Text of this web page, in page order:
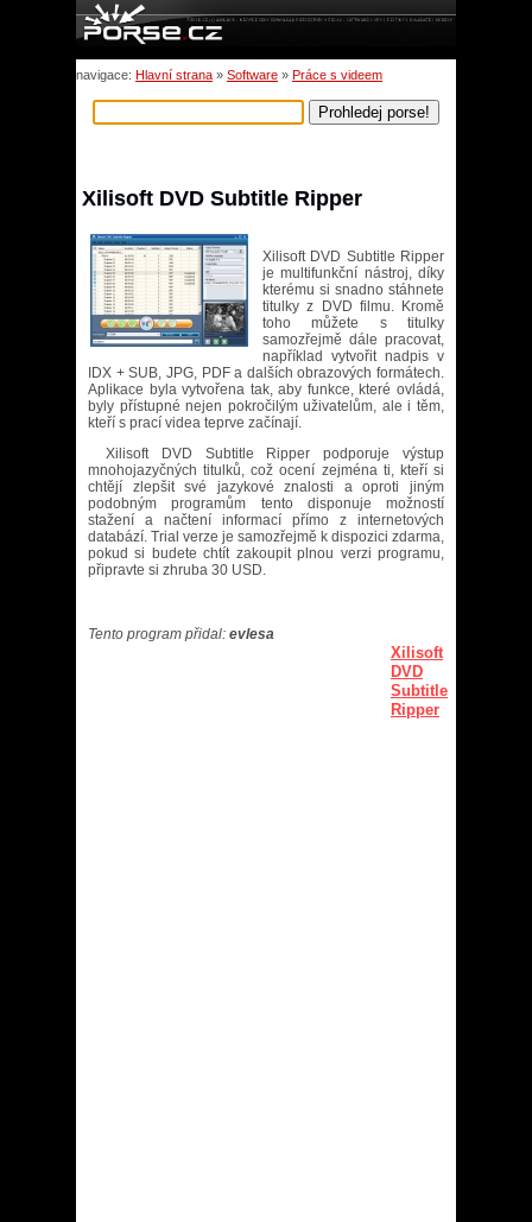
navigace: Hlavní strana » Software » Práce s videem
Xilisoft DVD Subtitle Ripper
Xilisoft DVD Subtitle Ripper
je multifunkční nástroj, díky
kterému si snadno stáhnete
titulky z DVD filmu. Kromě
toho můžete s titulky
samozřejmě dále pracovat,
například vytvořit nadpis v
IDX + SUB, JPG, PDF a dalších obrazových formátech.
Aplikace byla vytvořena tak, aby funkce, které ovládá,
byly přístupné nejen pokročilým uživatelům, ale i těm,
kteří s prací videa teprve začínají.
Xilisoft DVD Subtitle Ripper podporuje výstup
mnohojazyčných titulků, což ocení zejména ti, kteří si
chtějí zlepšit své jazykové znalosti a oproti jiným
podobným programům tento disponuje možností
stažení a načtení informací přímo z internetových
databází. Trial verze je samozřejmě k dispozici zdarma,
pokud si budete chtít zakoupit plnou verzi programu,
připravte si zhruba 30 USD.
Tento program přidal: evlesa
Xilisoft
DVD
Subtitle
Ripper